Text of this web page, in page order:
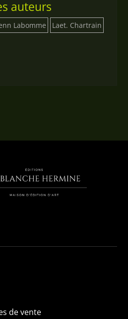
auteurs
Labomme
Laet. Chartrain
de vente